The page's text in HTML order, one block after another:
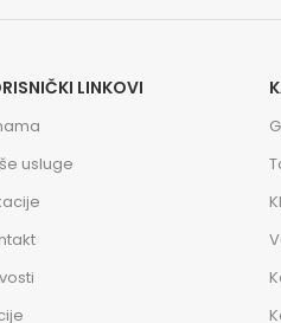
LINKOVI
usluge